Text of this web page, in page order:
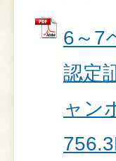
6～7
認定
ャン